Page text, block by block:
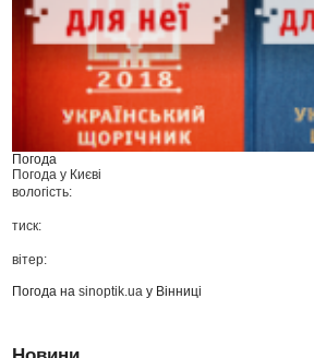
Погода
Погода у Києві
вологість:
тиск:
вітер:
Погода наsinoptik.ua у Вінниці